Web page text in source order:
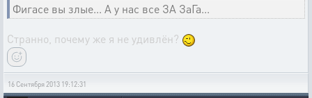
Фигасе вы злые... А у нас все ЗА ЗаГа...
Странно, почему же я не удивлён?
16 Сентября 2013 19:12:31